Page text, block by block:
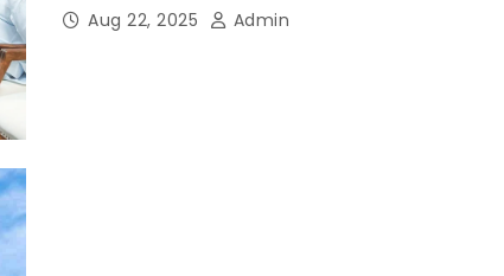
Aug 22, 2025 Admin